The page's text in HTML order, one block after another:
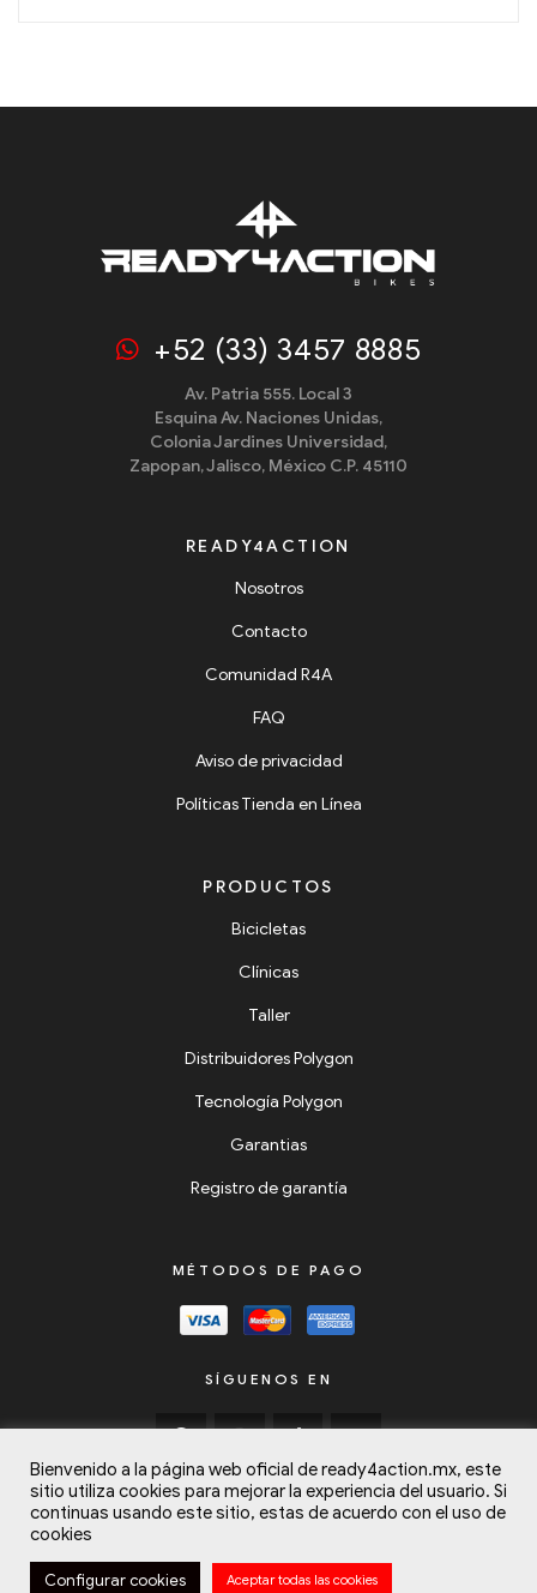
+52 (33) 3457 8885
Av. Patria 555. Local 3
Esquina Av. Naciones Unidas,
Colonia Jardines Universidad,
Zapopan, Jalisco, México C.P. 45110
READY4ACTION
Nosotros
Contacto
Comunidad R4A
FAQ
Aviso de privacidad
Políticas Tienda en Línea
PRODUCTOS
Bicicletas
Clínicas
Taller
Distribuidores Polygon
Tecnología Polygon
Garantias
Registro de garantía
MÉTODOS DE PAGO
SÍGUENOS EN
Copyright © 2024Listos para la Acción (Ready4Action)
derechos reservados.
Bienvenido a la página web oficial de ready4action.mx, este
sitio utiliza cookies para mejorar la experiencia del usuario. Si
continuas usando este sitio, estas de acuerdo con el uso de
cookies
Configurar cookies Aceptar todas las cookies